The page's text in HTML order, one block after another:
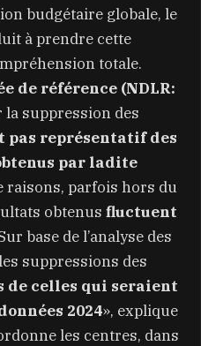
budgétaire globale, le
à prendre cette
totale.
de référence (NDLR:
suppression des
pas représentatif des
par ladite
raisons, parfois hors du
obtenus fluctuent
base de l’analyse des
suppressions des
de celles qui seraient
2024», explique
les centres, dans